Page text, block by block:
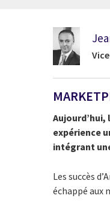
expérience
intégrant
Les succès
échappé aux